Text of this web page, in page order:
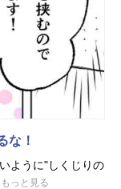
な！
ように"しくじりの
もっと見る